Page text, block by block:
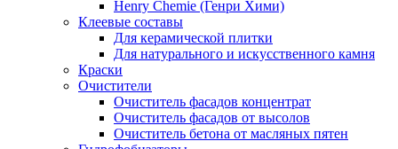
Henry Chemie (Генри Хими)
Клеевые составы
Для керамической плитки
Для натурального и искусственного камня
Краски
Очистители
Очиститель фасадов концентрат
Очиститель фасадов от высолов
Очиститель бетона от масляных пятен